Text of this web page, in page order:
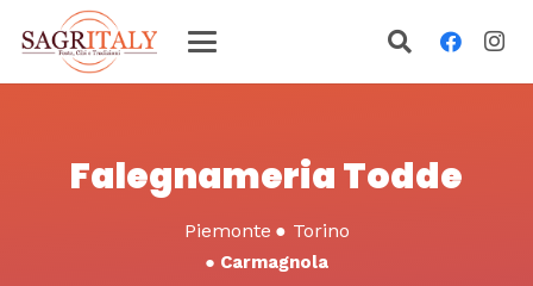
Falegnameria Todde
Piemonte ● Torino
● Carmagnola